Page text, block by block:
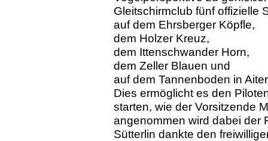
Gleitschirmclub fünf offizielle
auf dem Ehrsberger Köpfle,
dem Holzer Kreuz,
dem Ittenschwander Horn,
dem Zeller Blauen und
auf dem Tannenboden in
Dies ermöglicht es den
starten, wie der Vorsitzende
angenommen wird dabei der
Sütterlin dankte den